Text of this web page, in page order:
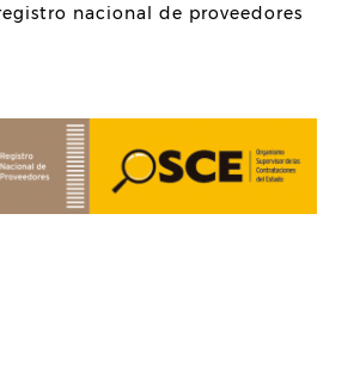
nacional de proveedores